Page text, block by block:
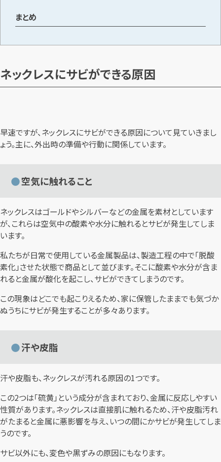
まとめ
ネックレスにサビができる原因
早速ですが、ネックレスにサビができる原因について見ていきまし
ょう。主に、外出時の準備や行動に関係しています。
空気に触れること
ネックレスはゴールドやシルバーなどの金属を素材としています
が、これらは空気中の酸素や水分に触れるとサビが発生してしま
います。
私たちが日常で使用している金属製品は、製造工程の中で「脱酸
素化」させた状態で商品として並びます。そこに酸素や水分が含ま
れると金属が酸化を起こし、サビができてしまうのです。
この現象はどこでも起こりえるため、家に保管したままでも気づか
ぬうちにサビが発生することが多々あります。
汗や皮脂
汗や皮脂も、ネックレスが汚れる原因の1つです。
この2つは「硫黄」という成分が含まれており、金属に反応しやすい
性質があります。ネックレスは直接肌に触れるため、汗や皮脂汚れ
がたまると金属に悪影響を与え、いつの間にかサビが発生してしま
うのです。
サビ以外にも、変色や黒ずみの原因にもなります。